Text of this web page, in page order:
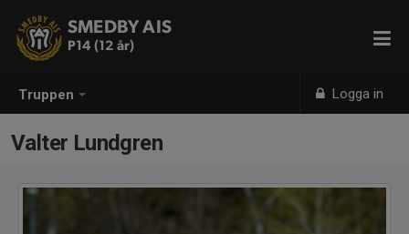
Truppen Logga in
SMEDBY AIS
P14 (12 år)
Valter Lundgren